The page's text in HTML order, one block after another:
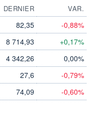
DERNIER
VAR.
82,35 -0,88%
8 714,93 +0,17%
4 342,26 0,00%
27,6 -0,79%
74,09 -0,60%